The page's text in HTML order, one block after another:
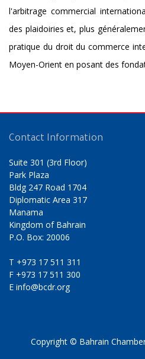
l'arbitrage commercial
des plaidoiries et, plus
pratique du droit du commerce
Moyen-Orient en posant des
Contact Information
Suite 301 (3rd Floor)
Park Plaza
Bldg 247 Road 1704
Diplomatic Area 317
Manama
Kingdom of Bahrain
P.O. Box: 20006
T +973 17 511 311
F +973 17 511 300
E info@bcdr.org
Copyright © Bahrain